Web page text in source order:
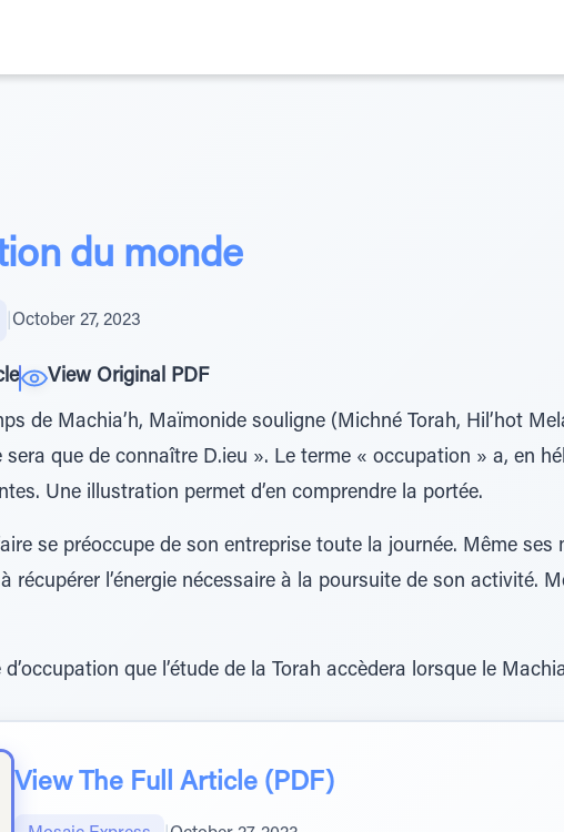
du monde
October 27, 2023
View Original PDF
de Machia’h, Maïmonide souligne (Michné Torah, Hil’hot
sera que de connaître D.ieu ». Le terme « occupation » a, en
Une illustration permet d’en comprendre la portée.
se préoccupe de son entreprise toute la journée. Même
récupérer l’énergie nécessaire à la poursuite de son activité.
d’occupation que l’étude de la Torah accèdera lorsque le
View The Full Article (PDF)